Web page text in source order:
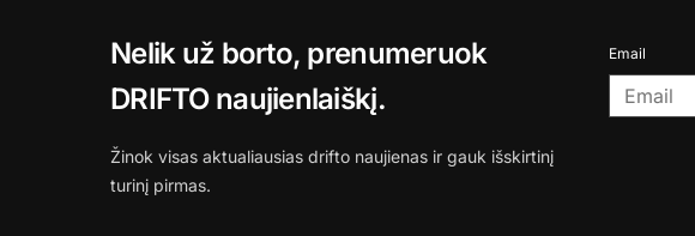
Nelik už borto, prenumeruok
DRIFTO naujienlaiškį.
Žinok visas aktualiausias drifto naujienas ir gauk išskirtinį
turinį pirmas.
Email